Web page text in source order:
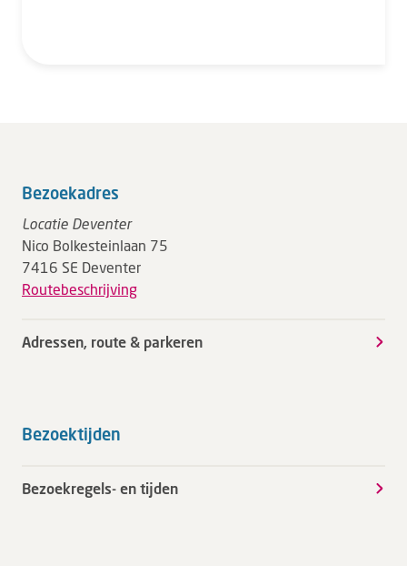
Bezoekadres
Locatie Deventer
Nico Bolkesteinlaan 75
7416 SE Deventer
Routebeschrijving
Adressen, route & parkeren
Bezoektijden
Bezoekregels- en tijden